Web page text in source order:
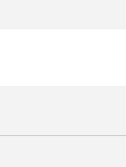
der
die großartigen